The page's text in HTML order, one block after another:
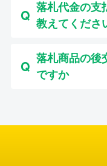
落札代金の支
教えてくださ
落札商品の後
ですか